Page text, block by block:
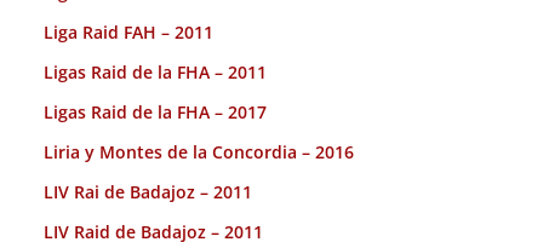
Liga Raid FAH – 2011
Ligas Raid de la FHA – 2011
Ligas Raid de la FHA – 2017
Liria y Montes de la Concordia – 2016
LIV Rai de Badajoz – 2011
LIV Raid de Badajoz – 2011